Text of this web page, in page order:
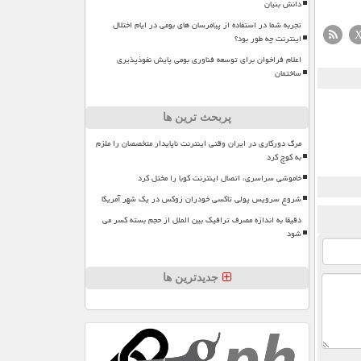
دانش بنیان
تجربه شما در استفاده از پیامرسان های بومی در ایام اختلال
اینترنت چه طور بود؟
اعلام فراخوان برای توسعه فناوری بومی پایش نفوذپذیری
ساختمان
پربحث ترین ها
مرگ دورکاری در ایران وقتی اینترنت ناپایدار متخصصان را ملزم
به کوچ کرد
خاموشی سراسری، اتصال اینترنت کوبا را مختل کرد
شروع سرویس پولی تاکسی خودران زوکس در یک شهر آمریکا
دقیقا به اندازه مصرف ترافیک بین الملل از حجم بسته کسر می
شود
جدیدترین ها